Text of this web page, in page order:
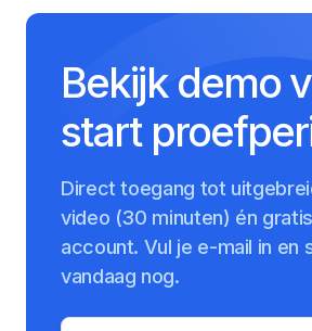
Bekijk demo
start
Direct toegang tot
video (30 minuten) én
account. Vul je e-mail in en
vandaag nog.